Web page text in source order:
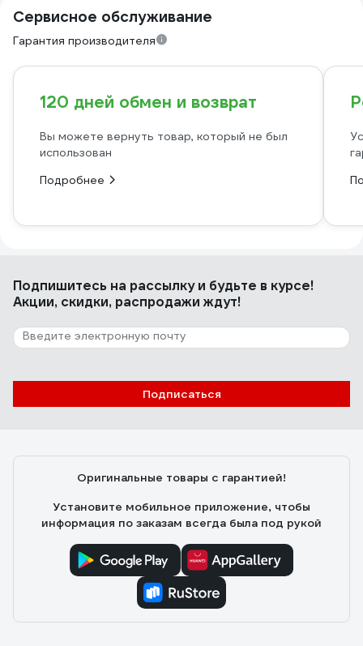
Сервисное обслуживание
Гарантия производителя
120 дней обмен и возврат
Вы можете вернуть товар, который не был
использован
Подробнее
Подпишитесь на рассылкуи будьте в курсе!
Акции, скидки, распродажи ждут!
Подписаться
Оригинальные товары с гарантией!
Установите мобильное приложение, чтобы
информация по заказам всегда была под рукой